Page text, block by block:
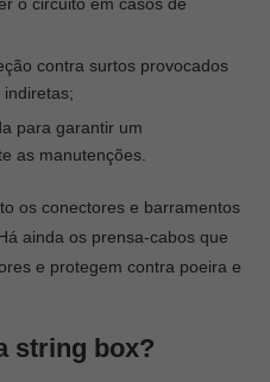
contra surtos provocados
para garantir um
as manutenções.
os conectores e barramentos
ainda os prensa-cabos que
e protegem contra poeira e
string box?